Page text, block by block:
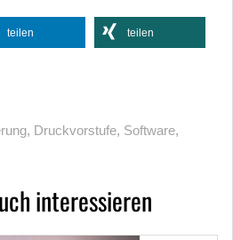
teilen teilen
, Druckvorstufe, Software,
interessieren